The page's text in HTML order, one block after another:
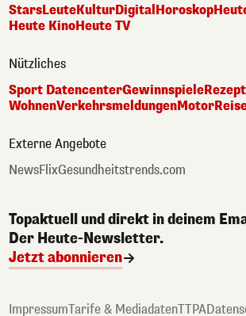
StarsLeuteKulturDigitalHoroskop
Heute KinoHeute TV
Nützliches
Sport DatencenterGewinnspiele
WohnenVerkehrsmeldungenMotor
Externe Angebote
NewsFlixGesundheitstrends.com
Topaktuell und direkt in deinem
Der Heute-Newsletter.
Jetzt abonnieren
ImpressumTarife & MediadatenTTPA